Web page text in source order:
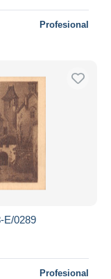
Profesional
E/0289
Profesional